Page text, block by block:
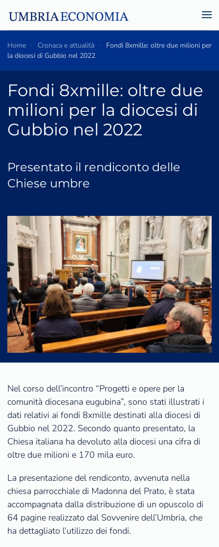
Skip to main content
Home Cronaca e attualità
Fondi 8xmille: oltre due milioni per
la diocesi di Gubbio nel 2022
Fondi 8xmille: oltre due
milioni per la diocesi di
Gubbio nel 2022
Presentato il rendiconto delle
Chiese umbre
Nel corso dell’incontro “Progetti e opere per la
comunità diocesana eugubina”, sono stati illustrati i
dati relativi ai fondi 8xmille destinati alla diocesi di
Gubbio nel 2022. Secondo quanto presentato, la
Chiesa italiana ha devoluto alla diocesi una cifra di
oltre due milioni e 170 mila euro.
La presentazione del rendiconto, avvenuta nella
chiesa parrocchiale di Madonna del Prato, è stata
accompagnata dalla distribuzione di un opuscolo di
64 pagine realizzato dal Sovvenire dell’Umbria, che
ha dettagliato l’utilizzo dei fondi.